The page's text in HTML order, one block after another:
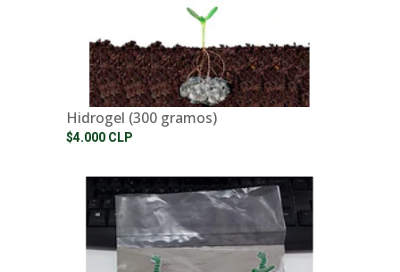
Hidrogel (300 gramos)
$4.000 CLP